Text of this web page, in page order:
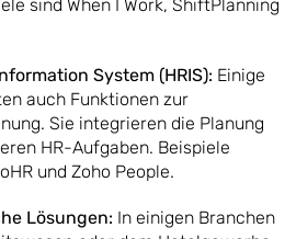
sind When I Work, ShiftPlanning
System (HRIS): Einige
auch Funktionen zur
Sie integrieren die Planung
HR-Aufgaben. Beispiele
und Zoho People.
Lösungen: In einigen Branchen